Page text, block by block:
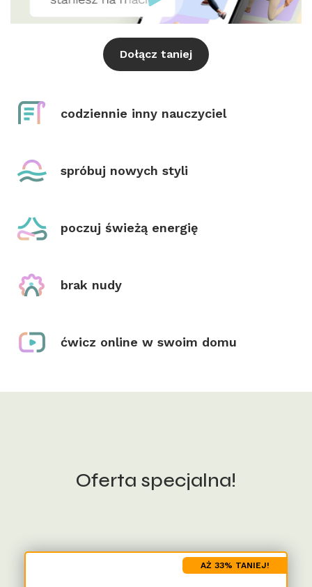
Dołącz taniej
codziennie inny nauczyciel
spróbuj nowych styli
poczuj świeżą energię
brak nudy
ćwicz online w swoim domu
Oferta specjalna!
AŻ 33% TANIEJ!